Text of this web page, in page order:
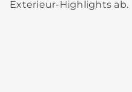
Exterieur-Highlights ab.